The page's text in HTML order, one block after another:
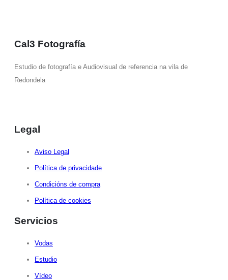
Cal3 Fotografía
Estudio de fotografía e Audiovisual de referencia na vila de
Redondela
Legal
Aviso Legal
Política de privacidade
Condicións de compra
Política de cookies
Servicios
Vodas
Estudio
Vídeo